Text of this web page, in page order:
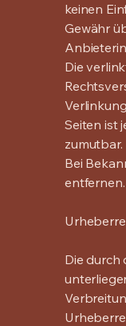
keinen
Gewähr
Die
Seiten ist
zumutbar.
Bei
entfernen.
Die durch